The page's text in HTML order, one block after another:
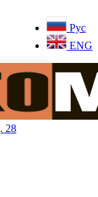
Рус
ENG
28